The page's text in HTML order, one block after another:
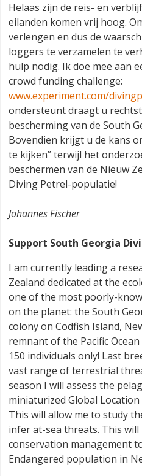
Helaas zijn de reis- en
eilanden komen vrij hoog.
verlengen en dus de
loggers te verzamelen te
hulp nodig. Ik doe mee aan
crowd funding challenge:
www.experiment.com/
ondersteunt draagt u
bescherming van de South
Bovendien krijgt u de kans
te kijken” terwijl het
beschermen van de Nieuw
Diving Petrel-populatie!
Johannes Fischer
Support South Georgia
I am currently leading a
Zealand dedicated at the
one of the most poorly-
on the planet: the South
colony on Codfish Island,
remnant of the Pacific
150 individuals only! Last
vast range of terrestrial
season I will assess the
miniaturized Global Location
This will allow me to study
infer at-sea threats. This
conservation management
Endangered population in